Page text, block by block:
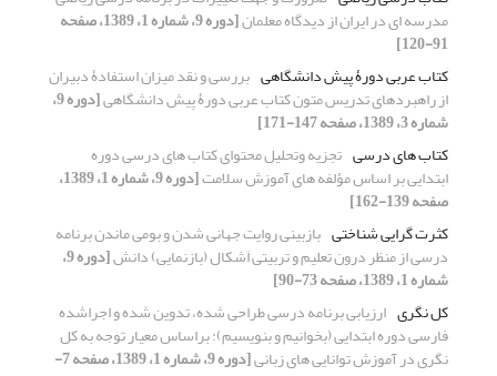
مدرسه ای در ایران از دیدگاه معلمان [دوره 9، شماره 1، 1389، صفحه
91-120]
کتاب عربی دورۀ پیش دانشگاهی بررسی و نقد میزان استفادۀ دبیران
از راهبردهای تدریس متون کتاب عربی دورۀ پیش دانشگاهی [دوره 9،
شماره 3، 1389، صفحه 147-171]
کتاب های درسی تجزیه وتحلیل محتوای کتاب های درسی دوره
ابتدایی بر اساس مؤلفه های آموزش سلامت [دوره 9، شماره 1، 1389،
صفحه 139-162]
کثرت گرایی شناختی بازبینی روایت جهانی شدن و بومی ماندن برنامه
درسی از منظر درون تعلیم و تربیتی اَشکال (بازنمایی) دانش [دوره 9،
شماره 1، 1389، صفحه 73-90]
کل نگری ارزیابی برنامه درسی طراحی شده، تدوین شده و اجراشده
فارسی دوره ابتدایی (بخوانیم و بنویسیم): براساس معیار توجه به کل
نگری در آموزش توانایی های زبانی [دوره 9، شماره 1، 1389، صفحه 7-